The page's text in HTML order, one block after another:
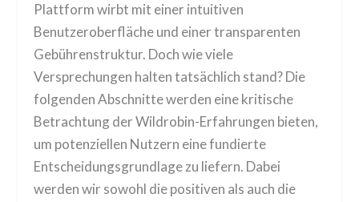
Plattform wirbt mit einer intuitiven
Benutzeroberfläche und einer transparenten
Gebührenstruktur. Doch wie viele
Versprechungen halten tatsächlich stand? Die
folgenden Abschnitte werden eine kritische
Betrachtung der Wildrobin-Erfahrungen bieten,
um potenziellen Nutzern eine fundierte
Entscheidungsgrundlage zu liefern. Dabei
werden wir sowohl die positiven als auch die